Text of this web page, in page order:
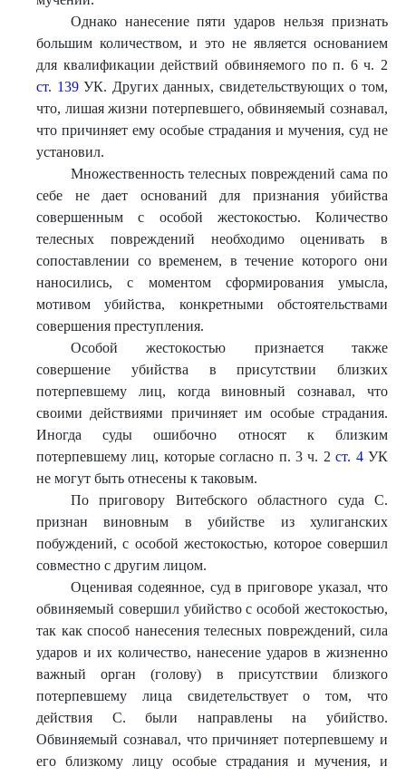
Однако нанесение пяти ударов нельзя признать
большим количеством, и это не является основанием
для квалификации действий обвиняемого по п. 6 ч. 2
ст. 139УК. Других данных, свидетельствующих о том,
что, лишая жизни потерпевшего, обвиняемый сознавал,
что причиняет ему особые страдания и мучения, суд не
установил.
Множественность телесных повреждений сама по
себе не дает оснований для признания убийства
совершенным с особой жестокостью. Количество
телесных повреждений необходимо оценивать в
сопоставлении со временем, в течение которого они
наносились, с моментом сформирования умысла,
мотивом убийства, конкретными обстоятельствами
совершения преступления.
Особой жестокостью признается также
совершение убийства в присутствии близких
потерпевшему лиц, когда виновный сознавал, что
своими действиями причиняет им особые страдания.
Иногда суды ошибочно относят к близким
потерпевшему лиц, которые согласно п. 3 ч. 2ст. 4УК
не могут быть отнесены к таковым.
По приговору Витебского областного суда С.
признан виновным в убийстве из хулиганских
побуждений, с особой жестокостью, которое совершил
совместно с другим лицом.
Оценивая содеянное, суд в приговоре указал, что
обвиняемый совершил убийство с особой жестокостью,
так как способ нанесения телесных повреждений, сила
ударов и их количество, нанесение ударов в жизненно
важный орган (голову) в присутствии близкого
потерпевшему лица свидетельствует о том, что
действия С. были направлены на убийство.
Обвиняемый сознавал, что причиняет потерпевшему и
его близкому лицу особые страдания и мучения, и